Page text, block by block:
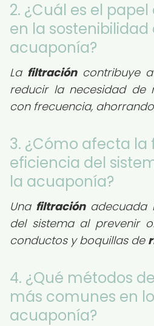
2. ¿Cuál es el
en la sostenibilidad
acuaponía?
La filtracióncontribuye a
reducir la necesidad de
con frecuencia,
3. ¿Cómo afecta la
eficiencia del
la acuaponía?
Una filtraciónadecuada
del sistema al prevenir
conductos y boquillas de
4. ¿Qué métodos
más comunes en
acuaponía?